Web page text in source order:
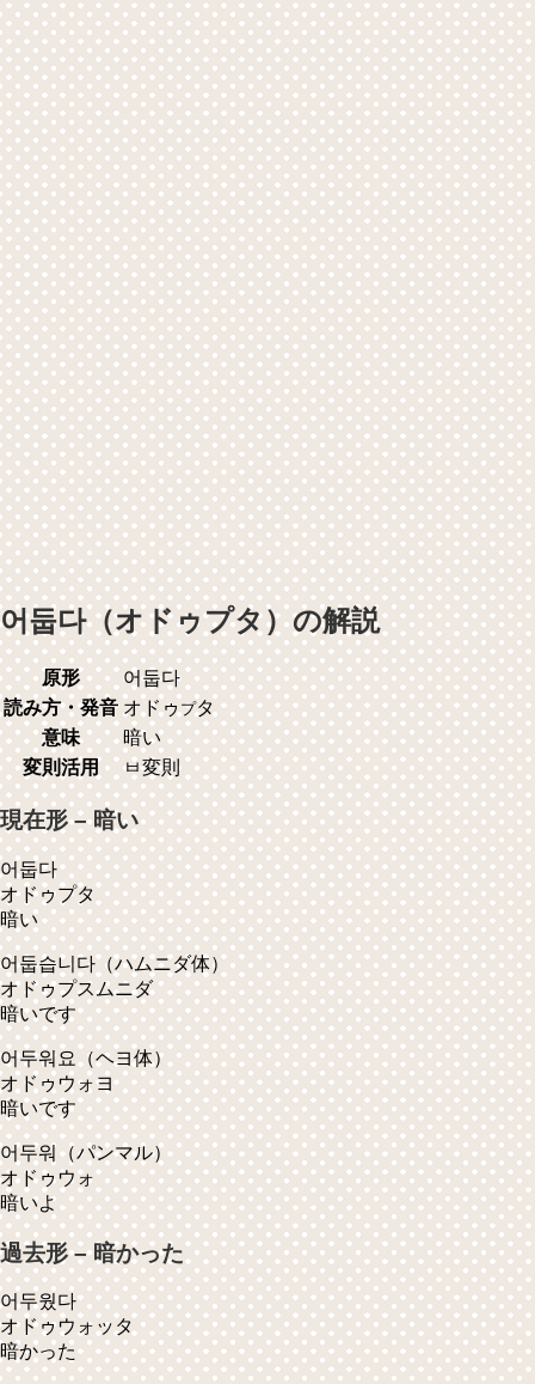
어둡다（オドゥプタ）の解説
原形
어둡다
読み方・発音 オドゥプタ
意味
暗い
変則活用
ㅂ変則
現在形 – 暗い
어둡다
オドゥプタ
暗い
어둡습니다（ハムニダ体）
オドゥプスムニダ
暗いです
어두워요 （ヘヨ体）
オドゥウォヨ
暗いです
어두워（パンマル）
オドゥウォ
暗いよ
過去形 – 暗かった
어두웠다
オドゥウォッタ
暗かった